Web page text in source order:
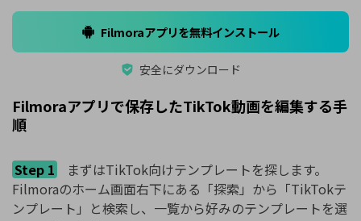
Filmoraアプリを無料インストール
安全にダウンロード
Filmoraアプリで保存したTikTok動画を編集する手
順
Step 1
まずはTikTok向けテンプレートを探します。
Filmoraのホーム画面右下にある「探索」から「TikTokテ
ンプレート」と検索し、一覧から好みのテンプレートを選